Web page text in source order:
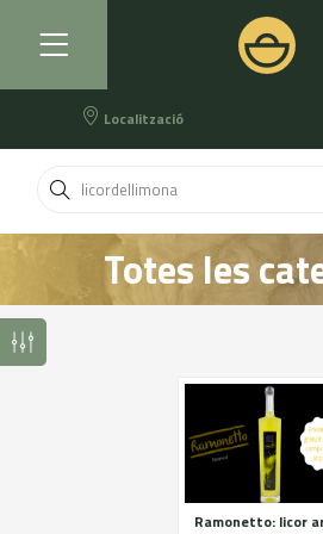
Localització
Totes les